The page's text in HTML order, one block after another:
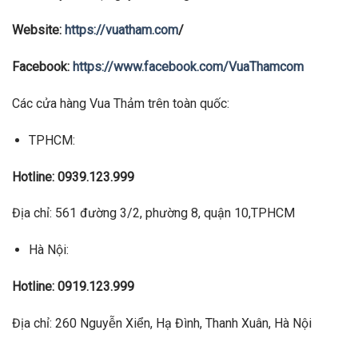
Website: https://vuatham.com/
Facebook: https://www.facebook.com/VuaThamcom
Các cửa hàng Vua Thảm trên toàn quốc:
TPHCM:
Hotline: 0939.123.999
Địa chỉ: 561 đường 3/2, phường 8, quận 10,TPHCM
Hà Nội:
Hotline: 0919.123.999
Địa chỉ: 260 Nguyễn Xiển, Hạ Đình, Thanh Xuân, Hà Nội